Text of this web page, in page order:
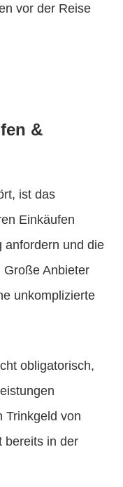
vor der Reise
&
ist das
Einkäufen
anfordern und die
Große Anbieter
unkomplizierte
obligatorisch,
Trinkgeld von
bereits in der